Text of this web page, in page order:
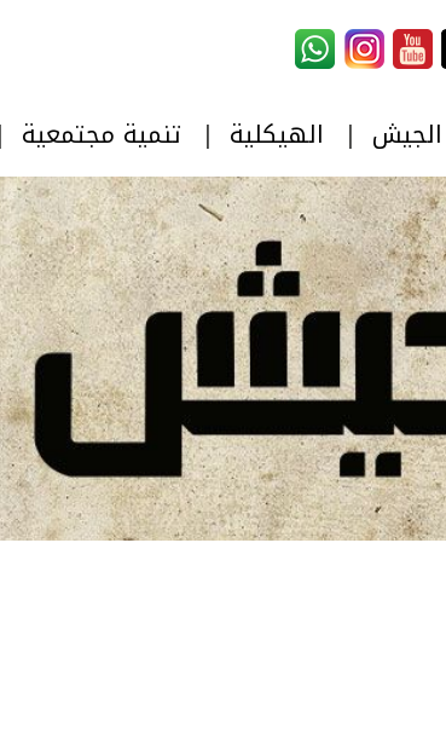
الجيش الهيكلية تنمية مجتمعية